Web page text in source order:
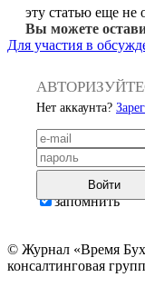
эту статью еще не
Вы можете
Для участия в
Нет аккаунта?
Войти
запомнить
© Журнал «Время
консалтинговая